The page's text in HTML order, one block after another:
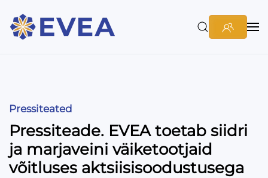
Pressiteated
Pressiteade. EVEA toetab siidri
ja marjaveini väiketootjaid
võitluses aktsiisisoodustusega